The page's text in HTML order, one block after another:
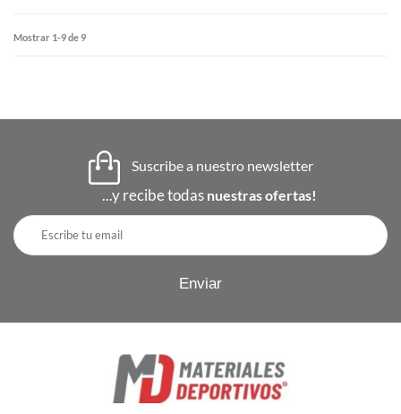
Mostrar 1-9 de 9
Suscribe a nuestro newsletter
...y recibe todas nuestras ofertas!